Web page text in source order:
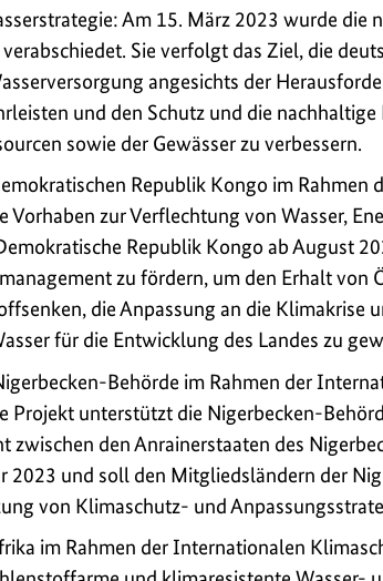
Am 15. März 2023 wurde die
Sie verfolgt das Ziel, die
angesichts der
und den Schutz und die
sowie der Gewässer zu verbessern.
Republik Kongo im Rahmen
zur Verflechtung von Wasser,
Republik Kongo ab August
zu fördern, um den Erhalt von
die Anpassung an die Klimakrise
für die Entwicklung des Landes zu
Behörde im Rahmen der
Projekt unterstützt die Nigerbecken-
zwischen den Anrainerstaaten des
2023 und soll den Mitgliedsländern der
von Klimaschutz- und
im Rahmen der Internationalen